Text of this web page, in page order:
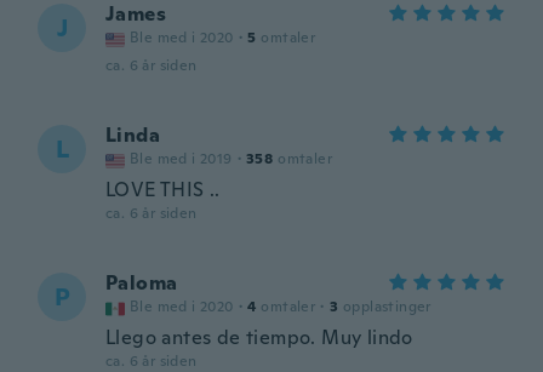
J James
Ble med i 2020 · 5 omtaler
ca. 6 år siden
L Linda
Ble med i 2019 · 358 omtaler
LOVE THIS ..
ca. 6 år siden
P Paloma
Ble med i 2020 · 4 omtaler · 3 opplastinger
Llego antes de tiempo. Muy lindo
ca. 6 år siden